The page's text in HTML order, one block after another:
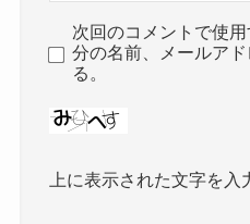
次回のコメントで使
分の名前、メールア
る。
上に表示された文字を入